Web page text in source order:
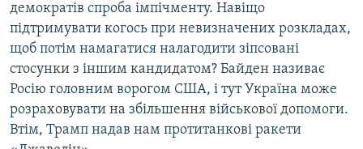
демократів спроба імпічменту. Навіщо
підтримувати когось при невизначених розкладах,
щоб потім намагатися налагодити зіпсовані
стосунки з іншим кандидатом? Байден називає
Росію головним ворогом США, і тут Україна може
розраховувати на збільшення військової допомоги.
Втім, Трамп надав нам протитанкові ракети